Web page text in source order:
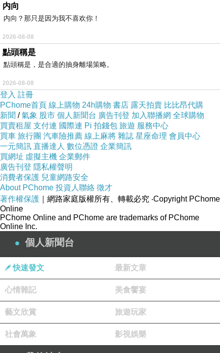
内向
内向？那只是因为我不喜欢你！
2026-08-08
點頭稱是
點頭稱是，是合適的抽身離場策略。
2026-08-08
登入 註冊
PChome首頁 線上購物 24h購物 書店 露天拍賣 比比昂代購
新聞 /氣象 股市 個人新聞台 廣告刊登 加入聯播網 全球購物
買賣租屋 支付連 國際連 Pi 拍錢包 旅遊 服務中心
買車 旅行團 汽車險推薦 線上麻將 雜誌 星座命理 會員中心
一元簡訊 直播達人 數位憑證 企業簡訊
買網址 虛擬主機 企業郵件
廣告刊登 隱私權聲明
消費者保護 兒童網路安全
About PChome 投資人聯絡 徵才
著作權保護 ｜網路家庭版權所有、轉載必究 ‧Copyright PChome
Online
PChome Online and PChome are trademarks of PChome
Online Inc.
個人新聞台
快速發文 最新文章
心情雜記 美食饗宴
藝文欣賞 旅遊玩家
社會萬象 影視娛樂